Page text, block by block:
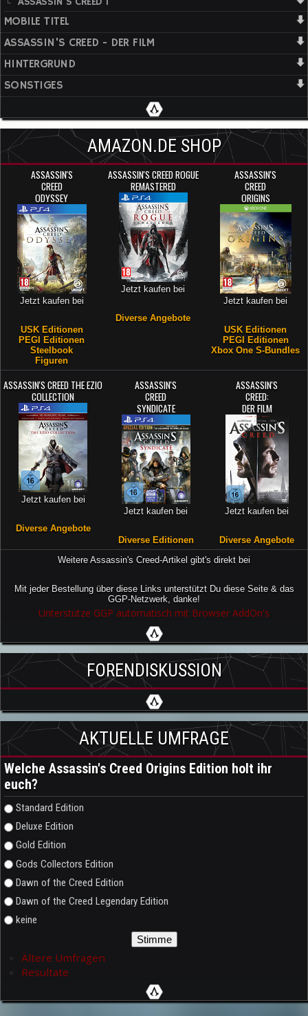
MOBILE TITEL
ASSASSIN'S CREED - DER FILM
HINTERGRUND
SONSTIGES
AMAZON.DE SHOP
ASSASSIN'S
CREED
ODYSSEY
Jetzt kaufen bei
USK Editionen
PEGI Editionen
Steelbook
Figuren
ASSASSIN'S CREED ROGUE
REMASTERED
Jetzt kaufen bei
Diverse Angebote
ASSASSIN'S
CREED
ORIGINS
Jetzt kaufen bei
USK Editionen
PEGI Editionen
Xbox One S-Bundles
ASSASSIN'S CREED THE EZIO
COLLECTION
Jetzt kaufen bei
Diverse Angebote
ASSASSIN'S
CREED
SYNDICATE
Jetzt kaufen bei
Diverse Editionen
ASSASSIN'S
CREED:
DER FILM
Jetzt kaufen bei
Diverse Angebote
Weitere Assassin's Creed-Artikel gibt's direkt bei
Mit jeder Bestellung über diese Links unterstützt Du diese Seite & das
GGP-Netzwerk, danke!
Unterstütze GGP automatisch mit Browser AddOn's
FORENDISKUSSION
AKTUELLE UMFRAGE
Welche Assassin's Creed Origins Edition holt ihr
euch?
Auswahlmöglichkeiten
Standard Edition
Deluxe Edition
Gold Edition
Gods Collectors Edition
Dawn of the Creed Edition
Dawn of the Creed Legendary Edition
keine
Ältere Umfragen
Resultate